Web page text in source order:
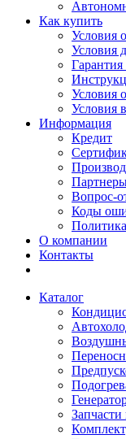
Как купить
Условия
Условия
Гарантия
Условия
Условия
Информация
Кредит
Вопрос-
Коды
О компании
Контакты
Каталог